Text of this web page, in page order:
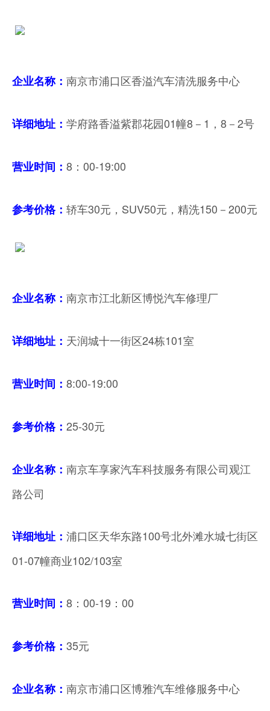
企业名称： 南京市浦口区香溢汽车清洗服务中心
详细地址： 学府路香溢紫郡花园01幢8－1，8－2号
营业时间： 8：00-19:00
参考价格： 轿车30元，SUV50元，精洗150－200元
企业名称： 南京市江北新区博悦汽车修理厂
详细地址： 天润城十一街区24栋101室
营业时间 ： 8:00-19:00
参考价格： 25-30元
企业名称： 南京车享家汽车科技服务有限公司观江
路公司
详细地址： 浦口区天华东路100号北外滩水城七街区
01-07幢商业102/103室
营业时间： 8：00-19：00
参考价格： 35元
企业名称： 南京市浦口区博雅汽车维修服务中心